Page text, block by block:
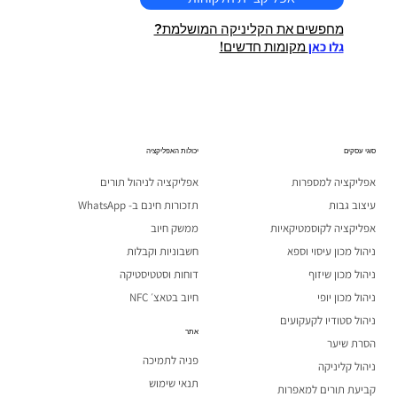
מחפשים את הקליניקה המושלמת?
גלו כאןמקומות חדשים!
אפליקציה למספרות
עיצוב גבות
אפליקציה לקוסמטיקאיות
ניהול מכון עיסוי וספא
ניהול מכון שיזוף
ניהול מכון יופי
סוגי עסקים
ניהול סטודיו לקעקועים
הסרת שיער
ניהול קליניקה
קביעת תורים למאפרות
יכולות האפליקציה
אפליקציה לניהול תורים
תזכורות חינם ב- WhatsApp
ממשק חיוב
חשבוניות וקבלות
דוחות וסטטיסטיקה
חיוב בטאצ׳ NFC
אתר
פניה לתמיכה
תנאי שימוש